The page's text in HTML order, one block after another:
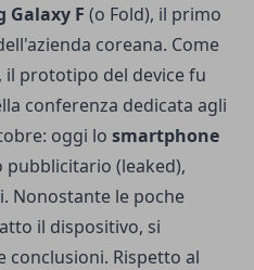
Galaxy F (o Fold), il primo
coreana. Come
prototipo del device fu
conferenza dedicata agli
oggi lo smartphone
pubblicitario (leaked),
Nonostante le poche
il dispositivo, si
conclusioni. Rispetto al